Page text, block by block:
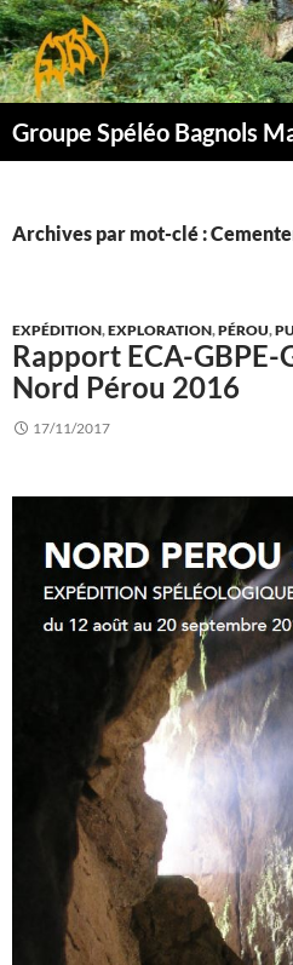
Aller
au
contenu
Groupe Spéléo Bagnols
Archives par mot-clé :
EXPÉDITION,EXPLORATION,PÉROU,
Rapport ECA-GBPE-
Nord Pérou 2016
17/11/2017